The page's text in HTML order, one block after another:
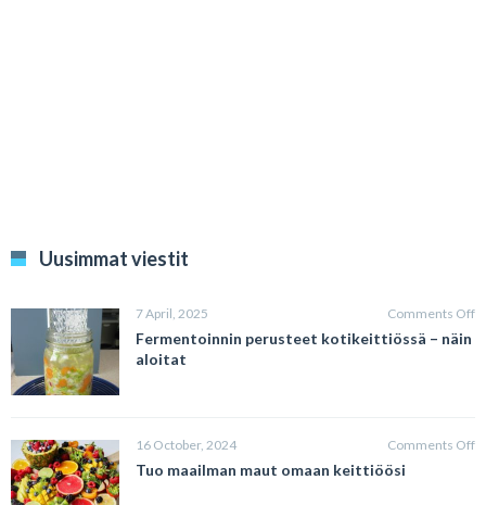
Uusimmat viestit
7 April, 2025 Comments Off
Fermentoinnin perusteet kotikeittiössä – näin
aloitat
16 October, 2024 Comments Off
Tuo maailman maut omaan keittiöösi